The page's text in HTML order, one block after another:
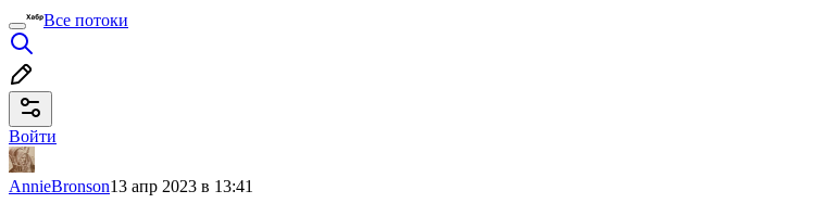
Все потоки
Войти
AnnieBronson13 апр 2023 в 13:41